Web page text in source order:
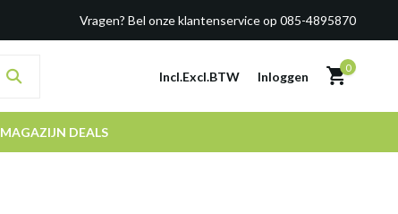
Vragen? Bel onze klantenservice op 085-4895870
Incl.Excl.BTW Inloggen
0
MAGAZIJN DEALS